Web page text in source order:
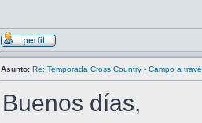
Asunto: Re: Temporada Cross Country - Campo a
Buenos días,